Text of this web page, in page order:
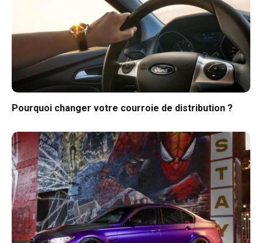
Pourquoi changer votre courroie de distribution ?